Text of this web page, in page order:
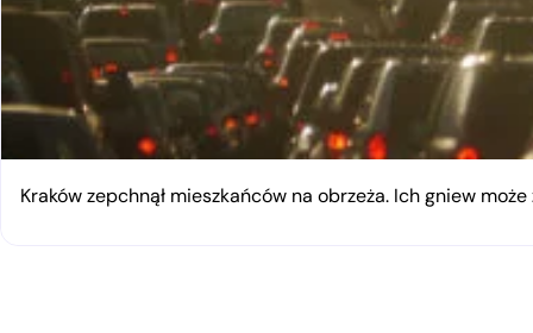
Kraków zepchnął mieszkańców na obrzeża. Ich gniew